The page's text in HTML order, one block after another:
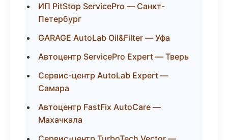
ИП PitStop ServicePro — Санкт-
Петербург
GARAGE AutoLab Oil&Filter — Уфа
Автоцентр ServicePro Expert — Тверь
Сервис-центр AutoLab Expert —
Самара
Автоцентр FastFix AutoCare —
Махачкала